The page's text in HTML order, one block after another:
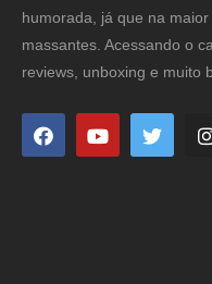
humorada, já que na
massantes. Acessando o
reviews, unboxing e muito